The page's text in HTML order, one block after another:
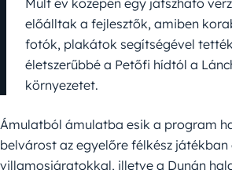
Múlt év közepén egy játszható
előálltak a fejlesztők, amiben
fotók, plakátok segítségével
életszerűbbé a Petőfi hídtól a
környezetet.
Ámulatból ámulatba esik a program
belvárost az egyelőre félkész
villamosjáratokkal, illetve a Dunán